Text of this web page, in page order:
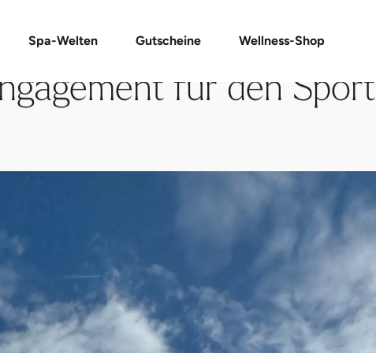
Spa-Welten Gutscheine Wellness-Shop
für den Sport